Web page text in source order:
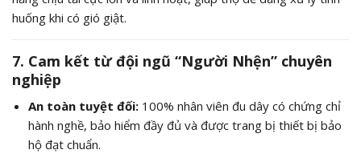
huống khi có gió giật.
7. Cam kết từ đội ngũ “Người Nhện” chuyên
nghiệp
An toàn tuyệt đối:100% nhân viên đu dây có chứng chỉ
hành nghề, bảo hiểm đầy đủ và được trang bị thiết bị bảo
hộ đạt chuẩn.